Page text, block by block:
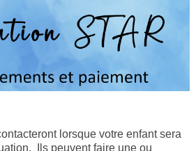
lorsque votre enfant sera
Ils peuvent faire une ou